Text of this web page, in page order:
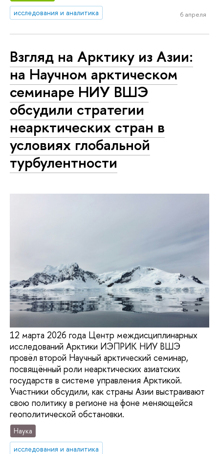
исследования и аналитика
6 апреля
Взгляд на Арктику из Азии:
на Научном арктическом
семинаре НИУ ВШЭ
обсудили стратегии
неарктических стран в
условиях глобальной
турбулентности
12 марта 2026 года Центр междисциплинарных
исследований Арктики ИЭПРИК НИУ ВШЭ
провёл второй Научный арктический семинар,
посвящённый роли неарктических азиатских
государств в системе управления Арктикой.
Участники обсудили, как страны Азии выстраивают
свою политику в регионе на фоне меняющейся
геополитической обстановки.
Наука
исследования и аналитика